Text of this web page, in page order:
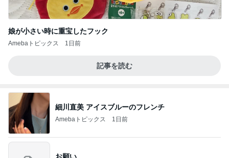
娘が小さい時に重宝したフック
Amebaトピックス 1日前
記事を読む
細川直美 アイスブルーのフレンチ
Amebaトピックス 1日前
お願い